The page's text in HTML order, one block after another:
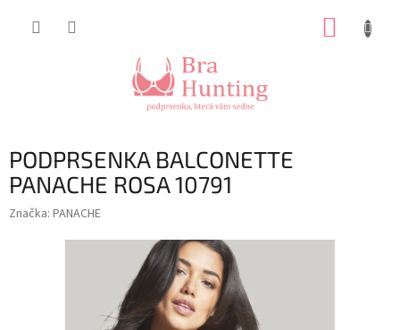
PODPRSENKA BALCONETTE
PANACHE ROSA 10791
Značka: PANACHE